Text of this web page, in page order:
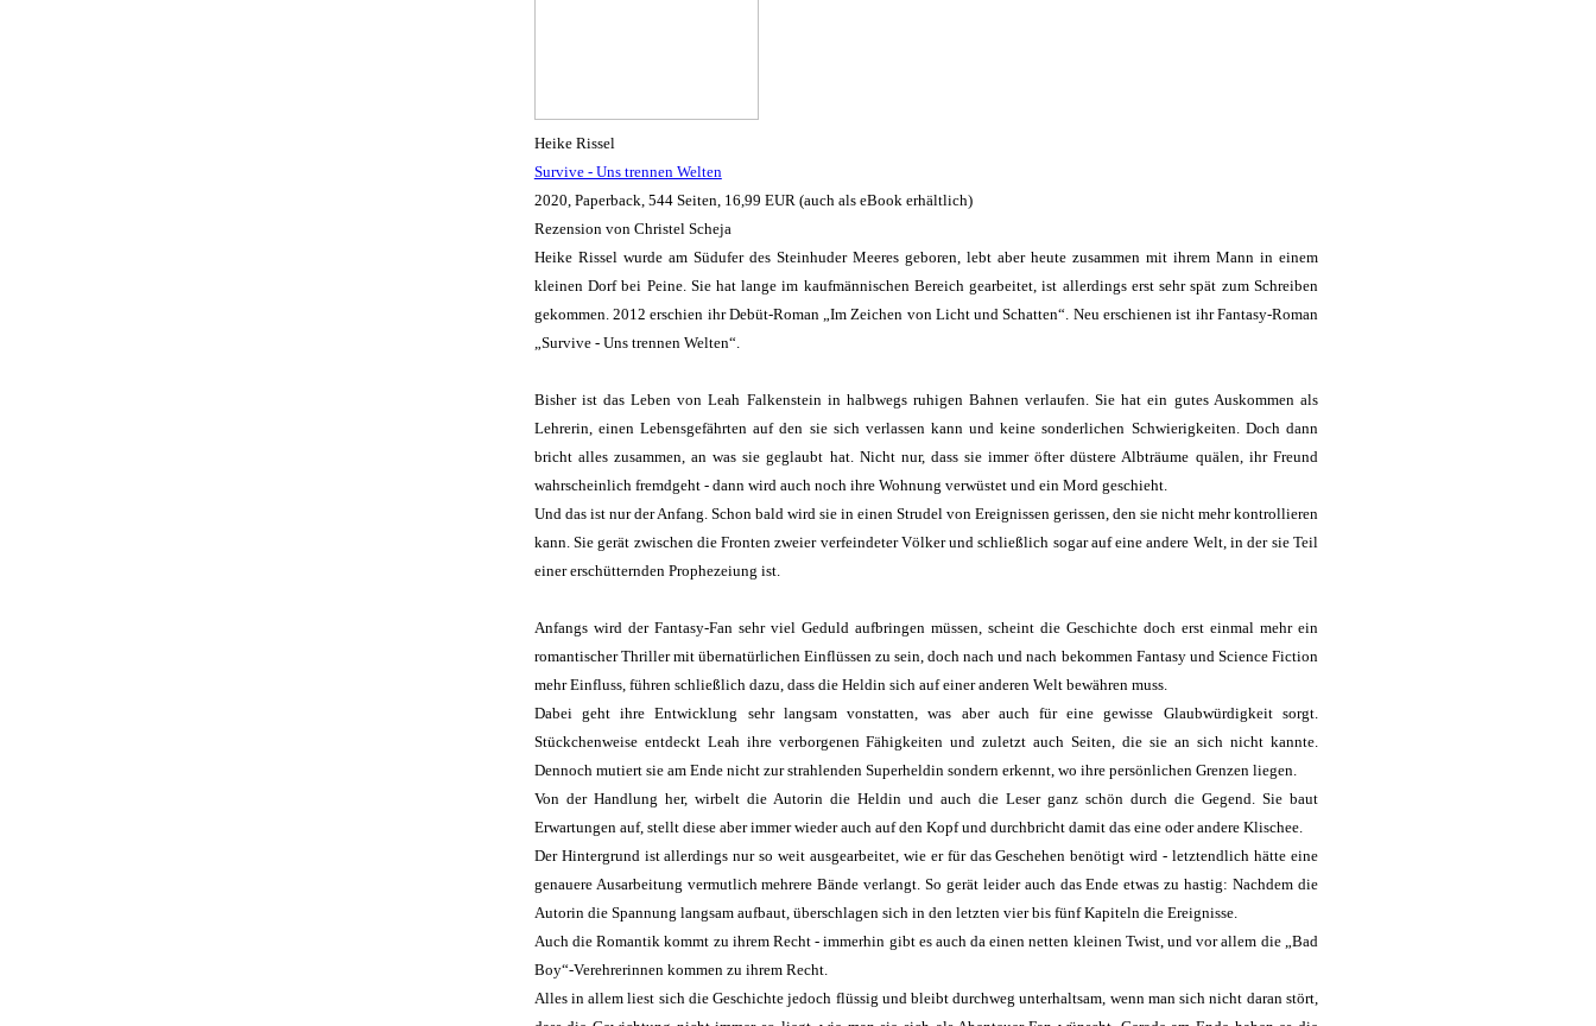
Heike Rissel
Survive - Uns trennen Welten
2020, Paperback, 544 Seiten, 16,99 EUR (auch als eBook erhältlich)
Rezension von Christel Scheja
Heike Rissel wurde am Südufer des Steinhuder Meeres geboren, lebt aber heute zusammen mit ihrem Mann in einem
kleinen Dorf bei Peine. Sie hat lange im kaufmännischen Bereich gearbeitet, ist allerdings erst sehr spät zum Schreiben
gekommen. 2012 erschien ihr Debüt-Roman „Im Zeichen von Licht und Schatten“. Neu erschienen ist ihr Fantasy-Roman
„Survive - Uns trennen Welten“.
Bisher ist das Leben von Leah Falkenstein in halbwegs ruhigen Bahnen verlaufen. Sie hat ein gutes Auskommen als
Lehrerin, einen Lebensgefährten auf den sie sich verlassen kann und keine sonderlichen Schwierigkeiten. Doch dann
bricht alles zusammen, an was sie geglaubt hat. Nicht nur, dass sie immer öfter düstere Albträume quälen, ihr Freund
wahrscheinlich fremdgeht - dann wird auch noch ihre Wohnung verwüstet und ein Mord geschieht.
Und das ist nur der Anfang. Schon bald wird sie in einen Strudel von Ereignissen gerissen, den sie nicht mehr kontrollieren
kann. Sie gerät zwischen die Fronten zweier verfeindeter Völker und schließlich sogar auf eine andere Welt, in der sie Teil
einer erschütternden Prophezeiung ist.
Anfangs wird der Fantasy-Fan sehr viel Geduld aufbringen müssen, scheint die Geschichte doch erst einmal mehr ein
romantischer Thriller mit übernatürlichen Einflüssen zu sein, doch nach und nach bekommen Fantasy und Science Fiction
mehr Einfluss, führen schließlich dazu, dass die Heldin sich auf einer anderen Welt bewähren muss.
Dabei geht ihre Entwicklung sehr langsam vonstatten, was aber auch für eine gewisse Glaubwürdigkeit sorgt.
Stückchenweise entdeckt Leah ihre verborgenen Fähigkeiten und zuletzt auch Seiten, die sie an sich nicht kannte.
Dennoch mutiert sie am Ende nicht zur strahlenden Superheldin sondern erkennt, wo ihre persönlichen Grenzen liegen.
Von der Handlung her, wirbelt die Autorin die Heldin und auch die Leser ganz schön durch die Gegend. Sie baut
Erwartungen auf, stellt diese aber immer wieder auch auf den Kopf und durchbricht damit das eine oder andere Klischee.
Der Hintergrund ist allerdings nur so weit ausgearbeitet, wie er für das Geschehen benötigt wird - letztendlich hätte eine
genauere Ausarbeitung vermutlich mehrere Bände verlangt. So gerät leider auch das Ende etwas zu hastig: Nachdem die
Autorin die Spannung langsam aufbaut, überschlagen sich in den letzten vier bis fünf Kapiteln die Ereignisse.
Auch die Romantik kommt zu ihrem Recht - immerhin gibt es auch da einen netten kleinen Twist, und vor allem die „Bad
Boy“-Verehrerinnen kommen zu ihrem Recht.
Alles in allem liest sich die Geschichte jedoch flüssig und bleibt durchweg unterhaltsam, wenn man sich nicht daran stört,